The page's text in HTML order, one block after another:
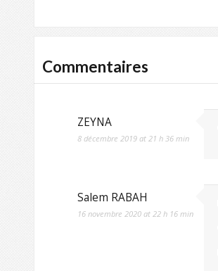
Commentaires
ZEYNA
8 décembre 2019 at 21 h 36 min
Salem RABAH
16 novembre 2020 at 22 h 16 min